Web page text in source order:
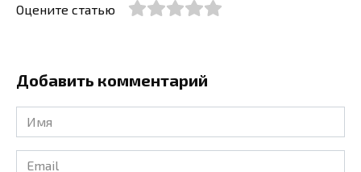
Оцените статью
Добавить комментарий
Имя
*
Email